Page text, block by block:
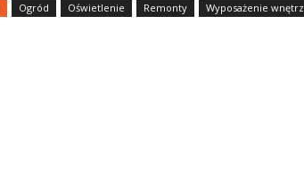
Ogród Oświetlenie Remonty Wyposażenie wnętrz